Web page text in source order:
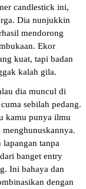
candlestick ini,
Dia nunjukkin
mendorong
Ekor
kuat, tapi badan
kalah gila.
dia muncul di
sebilah pedang.
kamu punya ilmu
tanpa
banget entry
Ini bahaya dan
dengan